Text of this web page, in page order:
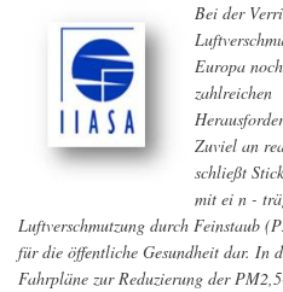
Bei der
Europa
zahlreichen
Zuviel an
schließt
mit ei n -
Luftverschmutzung durch Feinstaub
für die öffentliche Gesundheit dar. In
Fahrpläne zur Reduzierung der